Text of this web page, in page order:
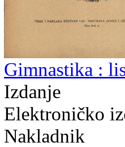
Gimnastika :
Izdanje
Elektroničko
Nakladnik